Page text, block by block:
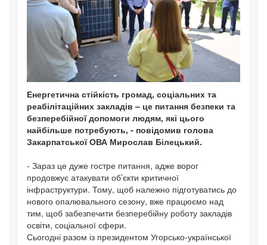
Енергетична стійкість громад, соціальних та
реабілітаційних закладів – це питання безпеки та
безперебійної допомоги людям, які цього
найбільше потребують, - повідомив голова
Закарпатської ОВА Мирослав Білецький.
- Зараз це дуже гостре питання, адже ворог
продовжує атакувати об’єкти критичної
інфраструктури. Тому, щоб належно підготуватись до
нового опалювального сезону, вже працюємо над
тим, щоб забезпечити безперебійну роботу закладів
освіти, соціальної сфери.
Сьогодні разом із президентом Угорсько-української